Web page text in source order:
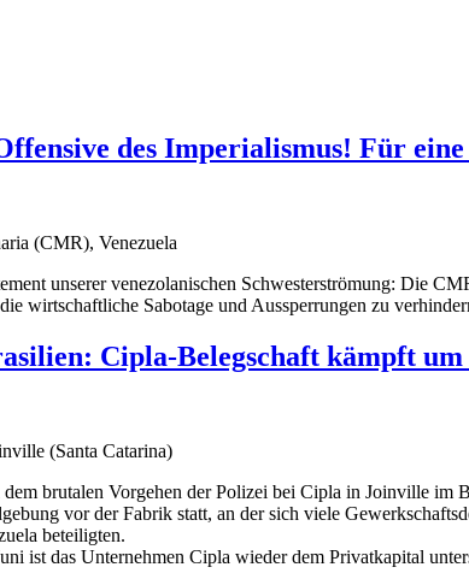
des Imperialismus! Für
(CMR), Venezuela
unserer venezolanischen Schwesterströmung: Die
wirtschaftliche Sabotage und Aussperrungen zu
Cipla-Belegschaft kämpft
(Santa Catarina)
brutalen Vorgehen der Polizei bei Cipla in Joinville im
vor der Fabrik statt, an der sich viele
beteiligten.
ist das Unternehmen Cipla wieder dem Privatkapital